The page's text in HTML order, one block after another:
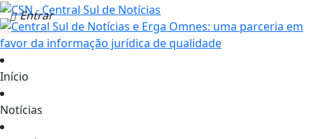
Entrar
Início
Notícias